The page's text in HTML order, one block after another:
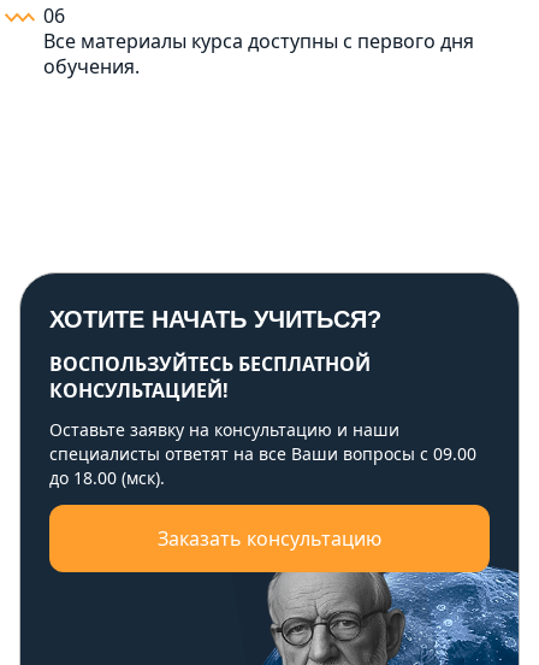
06
Все материалы курса доступны с первого дня
обучения.
ХОТИТЕ НАЧАТЬ УЧИТЬСЯ?
ВОСПОЛЬЗУЙТЕСЬ БЕСПЛАТНОЙ
КОНСУЛЬТАЦИЕЙ!
Оставьте заявку на консультацию и наши
специалисты ответят на все Ваши вопросы с 09.00
до 18.00 (мск).
Заказать консультацию